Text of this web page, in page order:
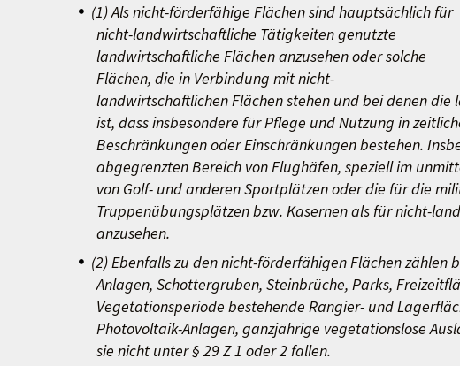
(1) Als nicht-förderfähige Flächen sind hauptsächlich für
nicht-landwirtschaftliche Tätigkeiten genutzte
landwirtschaftliche Flächen anzusehen oder solche
Flächen, die in Verbindung mit nicht-
landwirtschaftlichen Flächen stehen und bei denen
ist, dass insbesondere für Pflege und Nutzung in
Beschränkungen oder Einschränkungen bestehen.
abgegrenzten Bereich von Flughäfen, speziell im
von Golf- und anderen Sportplätzen oder die für die
Truppenübungsplätzen bzw. Kasernen als für nicht-
anzusehen.
(2) Ebenfalls zu den nicht-förderfähigen Flächen
Anlagen, Schottergruben, Steinbrüche, Parks,
Vegetationsperiode bestehende Rangier- und
Photovoltaik-Anlagen, ganzjährige vegetationslose
sie nicht unter § 29 Z 1 oder 2 fallen.